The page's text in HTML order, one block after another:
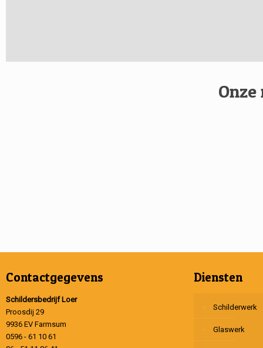
Contactgegevens
Schildersbedrijf Loer
Proosdij 29
9936 EV Farmsum
0596 - 61 10 61
Diensten
Schilderwerk
Glaswerk